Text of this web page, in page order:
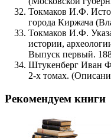
Токмаков И.Ф.
города Киржача
Токмаков И.Ф.
истории,
Выпуск первый.
Штукенберг Иван
2-х томах.
Рекомендуем книги